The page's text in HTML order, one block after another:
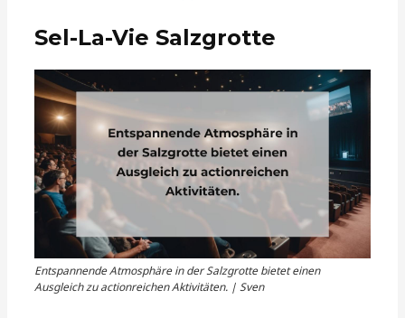
Sel-La-Vie Salzgrotte
Entspannende Atmosphäre in der Salzgrotte bietet einen
Ausgleich zu actionreichen Aktivitäten. | Sven